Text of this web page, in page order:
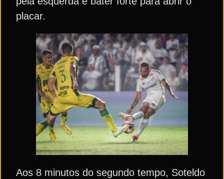
placar.
Aos 8 minutos do segundo tempo, Soteldo